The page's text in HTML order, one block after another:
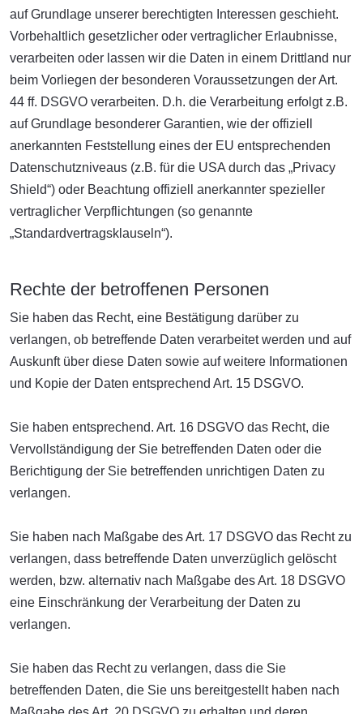
auf Grundlage unserer berechtigten Interessen geschieht.
Vorbehaltlich gesetzlicher oder vertraglicher Erlaubnisse,
verarbeiten oder lassen wir die Daten in einem Drittland nur
beim Vorliegen der besonderen Voraussetzungen der Art.
44 ff. DSGVO verarbeiten. D.h. die Verarbeitung erfolgt z.B.
auf Grundlage besonderer Garantien, wie der offiziell
anerkannten Feststellung eines der EU entsprechenden
Datenschutzniveaus (z.B. für die USA durch das „Privacy
Shield“) oder Beachtung offiziell anerkannter spezieller
vertraglicher Verpflichtungen (so genannte
„Standardvertragsklauseln“).
Rechte der betroffenen Personen
Sie haben das Recht, eine Bestätigung darüber zu
verlangen, ob betreffende Daten verarbeitet werden und auf
Auskunft über diese Daten sowie auf weitere Informationen
und Kopie der Daten entsprechend Art. 15 DSGVO.
Sie haben entsprechend. Art. 16 DSGVO das Recht, die
Vervollständigung der Sie betreffenden Daten oder die
Berichtigung der Sie betreffenden unrichtigen Daten zu
verlangen.
Sie haben nach Maßgabe des Art. 17 DSGVO das Recht zu
verlangen, dass betreffende Daten unverzüglich gelöscht
werden, bzw. alternativ nach Maßgabe des Art. 18 DSGVO
eine Einschränkung der Verarbeitung der Daten zu
verlangen.
Sie haben das Recht zu verlangen, dass die Sie
betreffenden Daten, die Sie uns bereitgestellt haben nach